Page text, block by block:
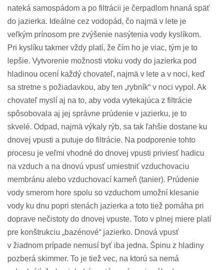
nateká samospádom a po filtrácii je čerpadlom hnaná späť
do jazierka. Ideálne cez vodopád, čo najmä v lete je
veľkým prínosom pre zvýšenie nasýtenia vody kyslíkom.
Pri kyslíku takmer vždy platí, že čím ho je viac, tým je to
lepšie. Vytvorenie možnosti vtoku vody do jazierka pod
hladinou ocení každý chovateľ, najmä v lete a v noci, keď
sa stretne s požiadavkou, aby ten „rybník“ v noci vypol. Ak
chovateľ myslí aj na to, aby voda vytekajúca z filtrácie
spôsobovala aj jej správne prúdenie v jazierku, je to
skvelé. Odpad, najmä výkaly rýb, sa tak ľahšie dostane ku
dnovej vpusti a putuje do filtrácie. Na podporenie tohto
procesu je veľmi vhodné do dnovej vpusti priviesť hadicu
na vzduch a na dnovú vpusť umiestniť vzduchovaciu
membránu alebo vzduchovací kameň (tanier). Prúdenie
vody smerom hore spolu so vzduchom umožní klesanie
vody ku dnu popri stenách jazierka a toto tiež pomáha pri
doprave nečistoty do dnovej vpuste. Toto v plnej miere platí
pre konštrukciu „bazénové“ jazierko. Dnová vpusť
v žiadnom prípade nemusí byť iba jedna. Špinu z hladiny
pozberá skimmer. To je tiež vec, na ktorú sa nemá